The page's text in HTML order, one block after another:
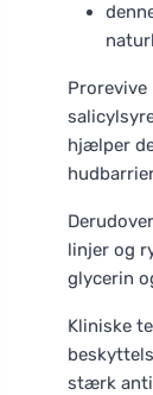
Prorevive
hjælper
linjer og
glycerin
Kliniske
stærk